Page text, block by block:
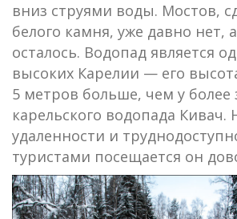
вниз струями воды. Мостов,
белого камня, уже давно нет,
осталось. Водопад является
высоких Карелии — его
5 метров больше, чем у более
карельского водопада Кивач.
удаленности и
туристами посещается он